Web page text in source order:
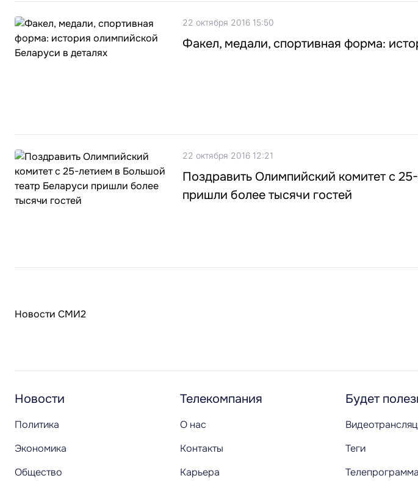
22 октября 2016 15:50
Факел, медали, спортивная форма:
22 октября 2016 12:21
Поздравить Олимпийский комитет с
пришли более тысячи гостей
Новости СМИ2
Новости
Политика
Экономика
Общество
Телекомпания
О нас
Контакты
Карьера
Будет
Теги